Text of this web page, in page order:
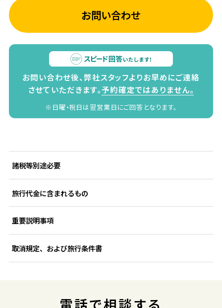
お問い合わせ
お問い合わせ後、弊社スタッフよりお早めにご連絡
させていただきます。予約確定ではありません。
※日曜・祝日は翌営業日にご回答となります。
諸税等別途必要
旅行代金に含まれるもの
重要説明事項
取消規定、および旅行条件書